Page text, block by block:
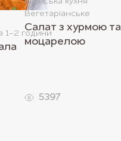
1-2 години
Вегетаріанське
Салат з хурмою та
моцарелою
5397